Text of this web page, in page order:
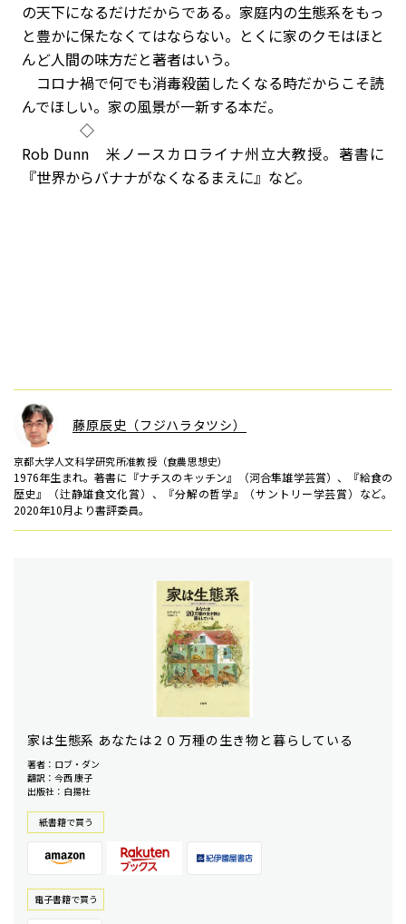
の天下になるだけだからである。家庭内の生態系をもっ
と豊かに保たなくてはならない。とくに家のクモはほと
んど人間の味方だと著者はいう。
コロナ禍で何でも消毒殺菌したくなる時だからこそ読
んでほしい。家の風景が一新する本だ。
◇
Rob Dunn 米ノースカロライナ州立大教授。著書に
『世界からバナナがなくなるまえに』など。
藤原辰史（フジハラタツシ）
京都大学人文科学研究所准教授（食農思想史）
1976年生まれ。著書に『ナチスのキッチン』（河合隼雄学芸賞）、『給食の
歴史』（辻静雄食文化賞）、『分解の哲学』（サントリー学芸賞）など。
2020年10月より書評委員。
家は生態系 あなたは２０万種の生き物と暮らしている
著者：ロブ・ダン
翻訳：今西 康子
出版社：白揚社
紙書籍で買う
電⼦書籍で買う